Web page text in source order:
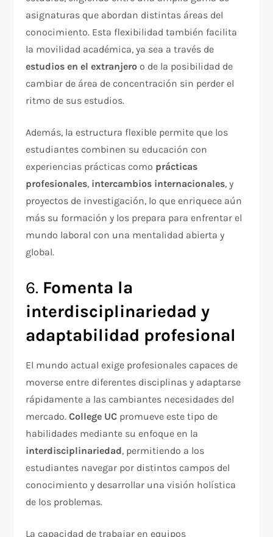
asignaturas que abordan distintas áreas del
conocimiento. Esta flexibilidad también facilita
la movilidad académica, ya sea a través de
estudios en el extranjero o de la posibilidad de
cambiar de área de concentración sin perder el
ritmo de sus estudios.
Además, la estructura flexible permite que los
estudiantes combinen su educación con
experiencias prácticas como prácticas
profesionales, intercambios internacionales, y
proyectos de investigación, lo que enriquece aún
más su formación y los prepara para enfrentar el
mundo laboral con una mentalidad abierta y
global.
6. Fomenta la
interdisciplinariedad y
adaptabilidad profesional
El mundo actual exige profesionales capaces de
moverse entre diferentes disciplinas y adaptarse
rápidamente a las cambiantes necesidades del
mercado.College UC promueve este tipo de
habilidades mediante su enfoque en la
interdisciplinariedad, permitiendo a los
estudiantes navegar por distintos campos del
conocimiento y desarrollar una visión holística
de los problemas.
La capacidad de trabajar en equipos